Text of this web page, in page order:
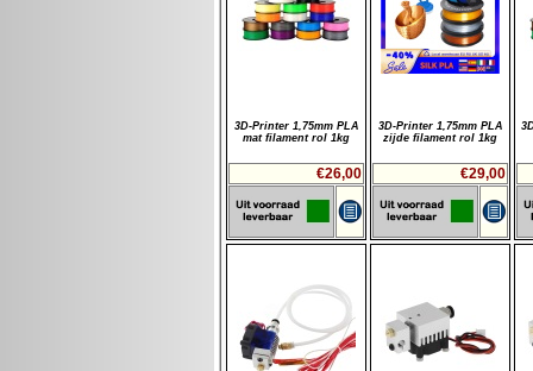
3D-Printer 1,75mm PLA
mat filament rol 1kg
€26,00
3D-Printer 1,75mm PLA
zijde filament rol 1kg
€29,00